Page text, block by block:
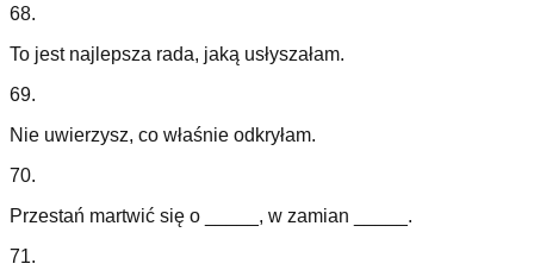
68.
To jest najlepsza rada, jaką usłyszałam.
69.
Nie uwierzysz, co właśnie odkryłam.
70.
Przestań martwić się o _____, w zamian _____.
71.